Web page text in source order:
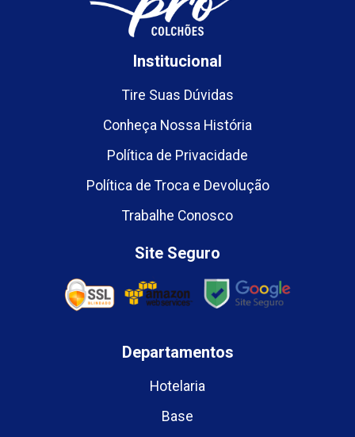
Institucional
Tire Suas Dúvidas
Conheça Nossa História
Política de Privacidade
Política de Troca e Devolução
Trabalhe Conosco
Site Seguro
Departamentos
Hotelaria
Base